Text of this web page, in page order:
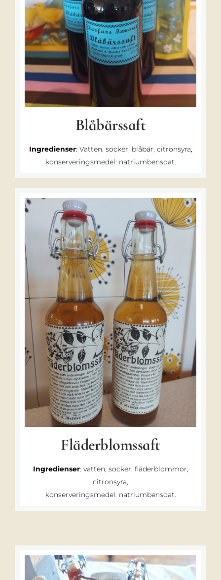
Fläderblomssaft
Ingredienser: vatten, socker, fläderblommor,
citronsyra,
konserveringsmedel: natriumbensoat.
Blåbärssaft
Ingredienser: Vatten, socker, blåbär, citronsyra,
konserveringsmedel: natriumbensoat.